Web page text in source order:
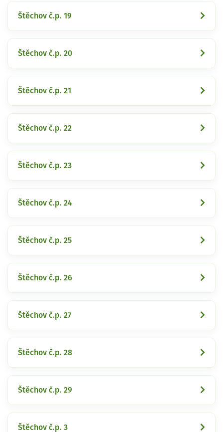
Štěchov č.p. 19
Štěchov č.p. 20
Štěchov č.p. 21
Štěchov č.p. 22
Štěchov č.p. 23
Štěchov č.p. 24
Štěchov č.p. 25
Štěchov č.p. 26
Štěchov č.p. 27
Štěchov č.p. 28
Štěchov č.p. 29
Štěchov č.p. 3